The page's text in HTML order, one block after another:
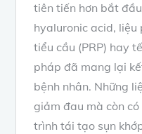
tiên tiến hơn bắt
hyaluronic acid,
tiểu cầu (PRP) hay
pháp đã mang lại
bệnh nhân. Những
giảm đau mà còn
trình tái tạo sụn